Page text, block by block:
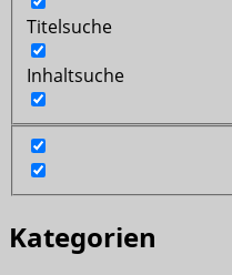
Titelsuche
Inhaltsuche
Kategorien